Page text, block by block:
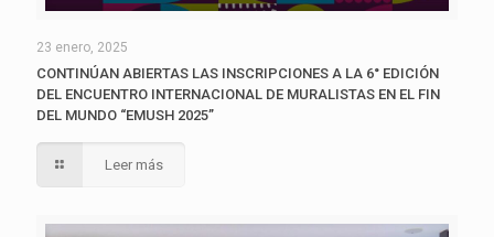
23 enero, 2025
CONTINÚAN ABIERTAS LAS INSCRIPCIONES A LA 6° EDICIÓN
DEL ENCUENTRO INTERNACIONAL DE MURALISTAS EN EL FIN
DEL MUNDO “EMUSH 2025”
Leer más